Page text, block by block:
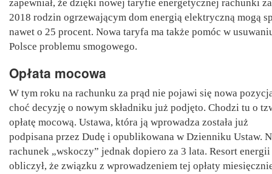
zapewniał, że dzięki nowej taryfie energetycznej rachunki
2018 rodzin ogrzewającym dom energią elektryczną mogą
nawet o 25 procent. Nowa taryfa ma także pomóc w
Polsce problemu smogowego.
Opłata mocowa
W tym roku na rachunku za prąd nie pojawi się nowa
choć decyzję o nowym składniku już podjęto. Chodzi tu o
opłatę mocową. Ustawa, która ją wprowadza została już
podpisana przez Dudę i opublikowana w Dzienniku Ustaw.
rachunek „wskoczy” jednak dopiero za 3 lata. Resort energii
obliczył, że związku z wprowadzeniem tej opłaty